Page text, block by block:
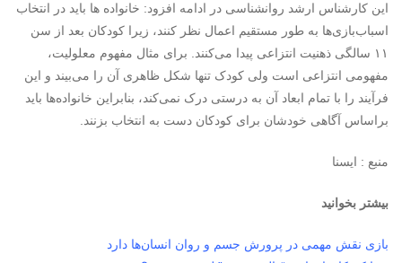
این کارشناس ارشد روانشناسی در ادامه افزود: خانواده ها باید در انتخاب
اسباب‌بازی‌ها به طور مستقیم اعمال نظر کنند، زیرا کودکان بعد از سن
۱۱ سالگی ذهنیت انتزاعی پیدا می‌کنند. برای مثال مفهوم معلولیت،
مفهومی انتزاعی است ولی کودک تنها شکل ظاهری آن را می‌بیند و این
فرآیند را با تمام ابعاد آن به درستی درک نمی‌کند، بنابراین خانواده‌ها باید
براساس آگاهی خودشان برای کودکان دست به انتخاب بزنند.
منبع : ایسنا
بیشتر بخوانید
بازی نقش مهمی در پرورش جسم و روان انسان‌ها دارد